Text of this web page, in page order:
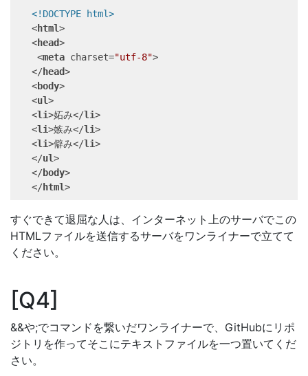
<!DOCTYPE html>
<html>
<head>
<meta charset="utf-8">
</head>
<body>
<ul>
<li>妬み</li>
<li>嫉み</li>
<li>僻み</li>
</ul>
</body>
</html>
すぐできて退屈な人は、インターネット上のサーバでこの
HTMLファイルを送信するサーバをワンライナーで立てて
ください。
Q4
&&や;でコマンドを繋いだワンライナーで、GitHubにリポ
ジトリを作ってそこにテキストファイルを一つ置いてくだ
さい。